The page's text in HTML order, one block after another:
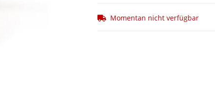
Momentan nicht verfügbar